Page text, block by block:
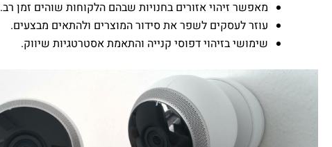
מאפשר זיהוי אזורים בחנויות שבהם הלקוחות שוהים זמן רב.
עוזר לעסקים לשפר את סידור המוצרים ולהתאים מבצעים.
שימושי בזיהוי דפוסי קנייה והתאמת אסטרטגיות שיווק.